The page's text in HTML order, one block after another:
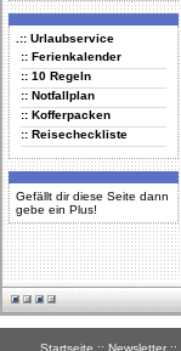
.:: Urlaubservice
:: Ferienkalender
:: 10 Regeln
:: Notfallplan
:: Kofferpacken
:: Reisecheckliste
Gefällt dir diese Seite dann
gebe ein Plus!
Startseite :: Newsletter ::